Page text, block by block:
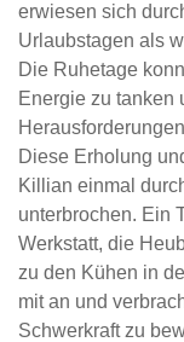
erwiesen sich
Urlaubstagen als
Die Ruhetage
Energie zu tanken
Diese Erholung
Killian einmal
unterbrochen. Ein
Werkstatt, die
zu den Kühen in
mit an und
Schwerkraft zu